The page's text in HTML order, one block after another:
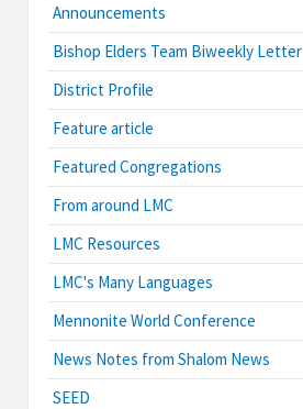
Announcements
Bishop Elders Team Biweekly Letter
District Profile
Feature article
Featured Congregations
From around LMC
LMC Resources
LMC's Many Languages
Mennonite World Conference
News Notes from Shalom News
SEED